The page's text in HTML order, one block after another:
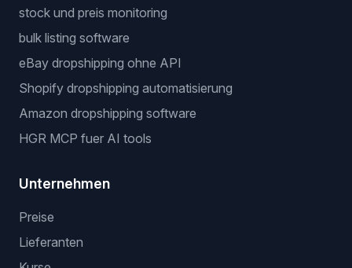
stock und preis monitoring
bulk listing software
eBay dropshipping ohne API
Shopify dropshipping automatisierung
Amazon dropshipping software
HGR MCP fuer AI tools
Unternehmen
Preise
Lieferanten